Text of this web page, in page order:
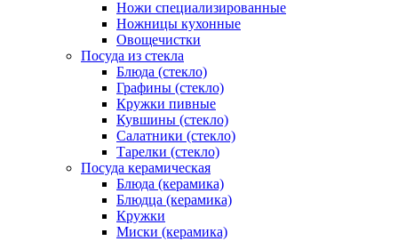
Ножи специализированные
Ножницы кухонные
Овощечистки
Посуда из стекла
Блюда (стекло)
Графины (стекло)
Кружки пивные
Кувшины (стекло)
Салатники (стекло)
Тарелки (стекло)
Посуда керамическая
Блюда (керамика)
Блюдца (керамика)
Кружки
Миски (керамика)